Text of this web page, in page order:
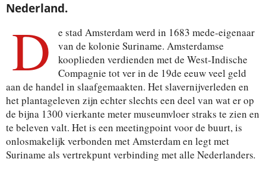
Nederland.
D
e stad Amsterdam werd in 1683 mede-eigenaar
van de kolonie Suriname. Amsterdamse
kooplieden verdienden met de West-Indische
Compagnie tot ver in de 19de eeuw veel geld
aan de handel in slaafgemaakten. Het slavernijverleden en
het plantageleven zijn echter slechts een deel van wat er op
de bijna 1300 vierkante meter museumvloer straks te zien en
te beleven valt. Het is een meetingpoint voor de buurt, is
onlosmakelijk verbonden met Amsterdam en legt met
Suriname als vertrekpunt verbinding met alle Nederlanders.